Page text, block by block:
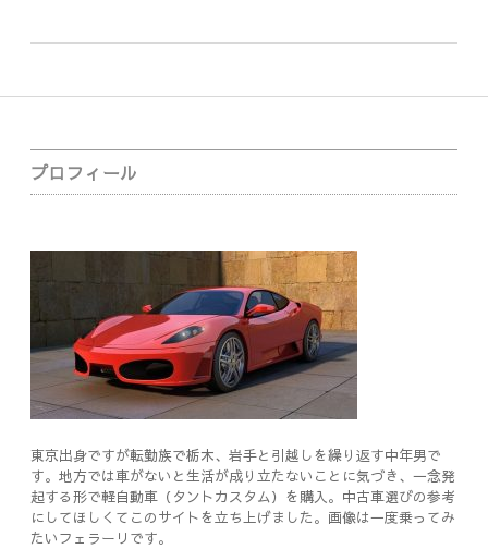
Sidebar
プロフィール
東京出身ですが転勤族で栃木、岩手と引越しを繰り返す中年男で
す。地方では車がないと生活が成り立たないことに気づき、一念発
起する形で軽自動車（タントカスタム）を購入。中古車選びの参考
にしてほしくてこのサイトを立ち上げました。画像は一度乗ってみ
たいフェラーリです。